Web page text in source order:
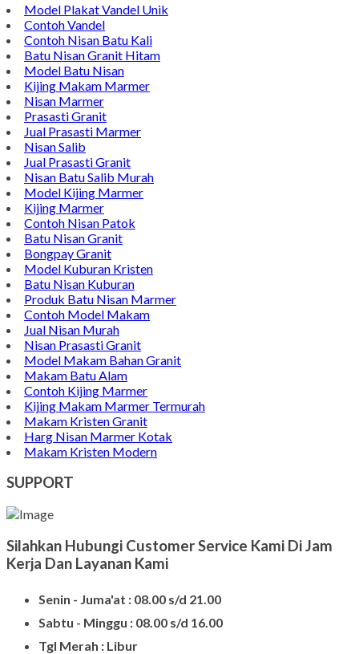
Model Plakat Vandel Unik
Contoh Vandel
Contoh Nisan Batu Kali
Batu Nisan Granit Hitam
Model Batu Nisan
Kijing Makam Marmer
Nisan Marmer
Prasasti Granit
Jual Prasasti Marmer
Nisan Salib
Jual Prasasti Granit
Nisan Batu Salib Murah
Model Kijing Marmer
Kijing Marmer
Contoh Nisan Patok
Batu Nisan Granit
Bongpay Granit
Model Kuburan Kristen
Batu Nisan Kuburan
Produk Batu Nisan Marmer
Contoh Model Makam
Jual Nisan Murah
Nisan Prasasti Granit
Model Makam Bahan Granit
Makam Batu Alam
Contoh Kijing Marmer
Kijing Makam Marmer Termurah
Makam Kristen Granit
Harg Nisan Marmer Kotak
Makam Kristen Modern
SUPPORT
Silahkan Hubungi Customer Service Kami Di Jam
Kerja Dan Layanan Kami
Senin - Juma'at : 08.00 s/d 21.00
Sabtu - Minggu : 08.00 s/d 16.00
Tgl Merah : Libur